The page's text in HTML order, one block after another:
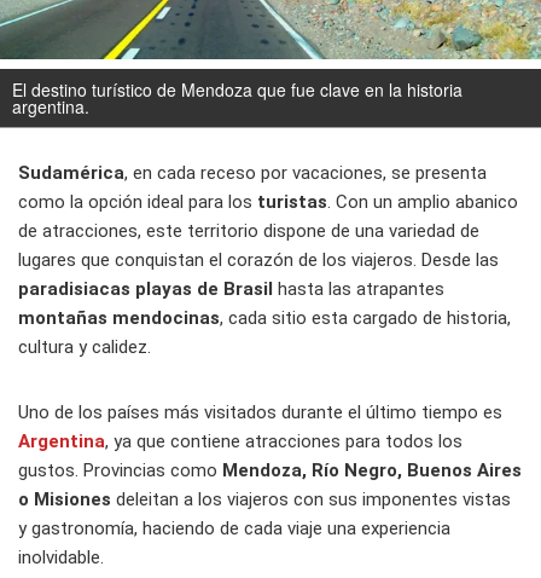
El destino turístico de Mendoza que fue clave en la historia
argentina.
Sudamérica, en cada receso por vacaciones, se presenta
como la opción ideal para los turistas. Con un amplio abanico
de atracciones, este territorio dispone de una variedad de
lugares que conquistan el corazón de los viajeros. Desde las
paradisiacas playas de Brasil hasta las atrapantes
montañas mendocinas, cada sitio esta cargado de historia,
cultura y calidez.
Uno de los países más visitados durante el último tiempo es
Argentina, ya que contiene atracciones para todos los
gustos. Provincias como Mendoza, Río Negro, Buenos Aires
o Misiones deleitan a los viajeros con sus imponentes vistas
y gastronomía, haciendo de cada viaje una experiencia
inolvidable.